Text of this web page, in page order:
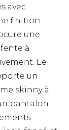
avec
finition
une
à
Le
un
skinny à
pantalon